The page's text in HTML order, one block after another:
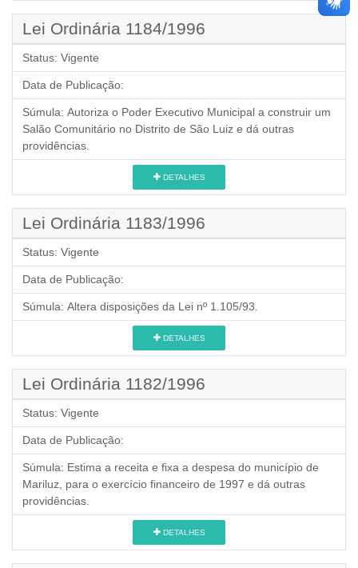
Lei Ordinária 1184/1996
Status: Vigente
Data de Publicação:
Súmula: Autoriza o Poder Executivo Municipal a construir um
Salão Comunitário no Distrito de São Luiz e dá outras
providências.
DETALHES
Lei Ordinária 1183/1996
Status: Vigente
Data de Publicação:
Súmula: Altera disposições da Lei nº 1.105/93.
DETALHES
Lei Ordinária 1182/1996
Status: Vigente
Data de Publicação:
Súmula: Estima a receita e fixa a despesa do município de
Mariluz, para o exercício financeiro de 1997 e dá outras
providências.
DETALHES